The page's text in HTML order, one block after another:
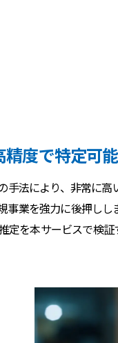
度で特定可能
手法により、非常に
業を強力に後押しし
定を本サービスで検